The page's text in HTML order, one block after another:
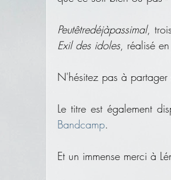
Peutêtredéjàpassimal
Exil des idoles, réalisé
N'hésitez pas à
Le titre est également
Bandcamp.
Et un immense merci à